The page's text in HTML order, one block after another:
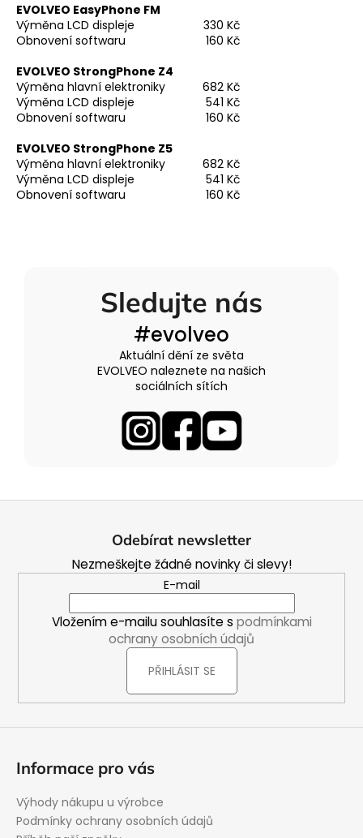
EVOLVEO EasyPhone FM
Výměna LCD displeje
330 Kč
Obnovení softwaru
160 Kč
EVOLVEO StrongPhone Z4
Výměna hlavní elektroniky
682 Kč
Výměna LCD displeje
541 Kč
Obnovení softwaru
160 Kč
EVOLVEO StrongPhone Z5
Výměna hlavní elektroniky
682 Kč
Výměna LCD displeje
541 Kč
Obnovení softwaru
160 Kč
Sledujte nás
#evolveo
Aktuální dění ze světa
EVOLVEO naleznete na našich
sociálních sítích
Odebírat newsletter
Nezmeškejte žádné novinky či slevy!
E-mail
Vložením e-mailu souhlasíte s podmínkami
ochrany osobních údajů
PŘIHLÁSIT SE
Informace pro vás
Výhody nákupu u výrobce
Podmínky ochrany osobních údajů